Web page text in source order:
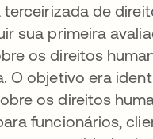
de
sua primeira
os direitos
O objetivo era
os direitos
funcionários,